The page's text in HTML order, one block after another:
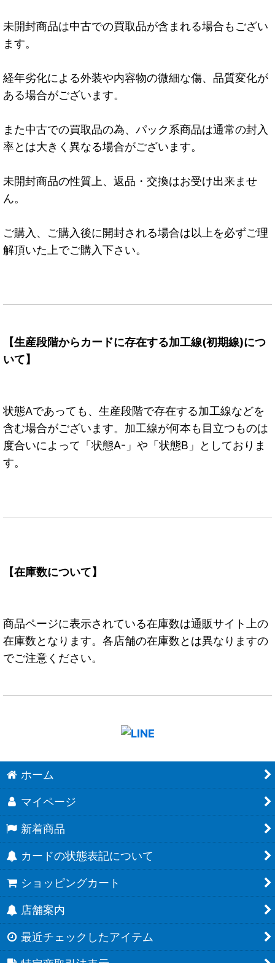
未開封商品は中古での買取品が含まれる場合もござい
ます。
経年劣化による外装や内容物の微細な傷、品質変化が
ある場合がございます。
また中古での買取品の為、パック系商品は通常の封入
率とは大きく異なる場合がございます。
未開封商品の性質上、返品・交換はお受け出来ませ
ん。
ご購入、ご購入後に開封される場合は以上を必ずご理
解頂いた上でご購入下さい。
【生産段階からカードに存在する加工線(初期線)につ
いて】
状態Aであっても、生産段階で存在する加工線などを
含む場合がございます。加工線が何本も目立つものは
度合いによって「状態A-」や「状態B」としておりま
す。
【在庫数について】
商品ページに表示されている在庫数は通販サイト上の
在庫数となります。各店舗の在庫数とは異なりますの
でご注意ください。
ホーム
マイページ
新着商品
カードの状態表記について
ショッピングカート
店舗案内
最近チェックしたアイテム